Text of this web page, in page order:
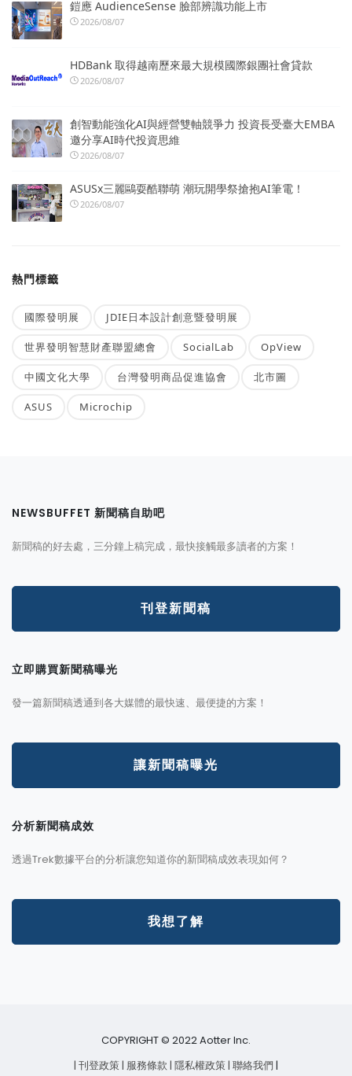
鎧應 AudienceSense 臉部辨識功能上市
2026/08/07
HDBank 取得越南歷來最大規模國際銀團社會貸款
2026/08/07
創智動能強化AI與經營雙軸競爭力 投資長受臺大EMBA
邀分享AI時代投資思維
2026/08/07
ASUSx三麗鷗耍酷聯萌 潮玩開學祭搶抱AI筆電！
2026/08/07
熱門標籤
國際發明展 JDIE日本設計創意暨發明展
世界發明智慧財產聯盟總會 SocialLab OpView
中國文化大學 台灣發明商品促進協會 北市圖
ASUS Microchip
NEWSBUFFET 新聞稿自助吧
新聞稿的好去處，三分鐘上稿完成，最快接觸最多讀者的方案！
刊登新聞稿
立即購買新聞稿曝光
發一篇新聞稿透通到各大媒體的最快速、最便捷的方案！
讓新聞稿曝光
分析新聞稿成效
透過Trek數據平台的分析讓您知道你的新聞稿成效表現如何？
我想了解
COPYRIGHT © 2022 Aotter Inc.
| 刊登政策| 服務條款| 隱私權政策| 聯絡我們 |